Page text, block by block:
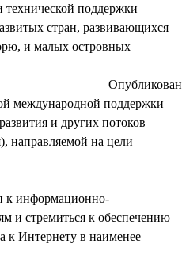
технической поддержки
стран, развивающихся
и малых островных
Опубликован
международной поддержки
и других потоков
направляемой на цели
к информационно-
и стремиться к обеспечению
к Интернету в наименее